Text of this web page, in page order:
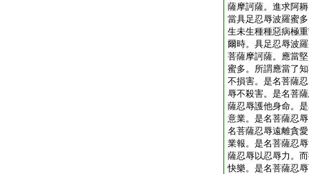
薩摩訶薩。進求阿
當具足忍辱波羅蜜
生未生種種惡病極
爾時。具足忍辱波
菩薩摩訶薩。應當
蜜多。所謂應當了
不損害。是名菩薩
辱不殺害。是名菩
薩忍辱護他身命。
意業。是名菩薩忍
名菩薩忍辱遠離貪
業報。是名菩薩忍
薩忍辱以忍辱力。
快樂。是名菩薩忍